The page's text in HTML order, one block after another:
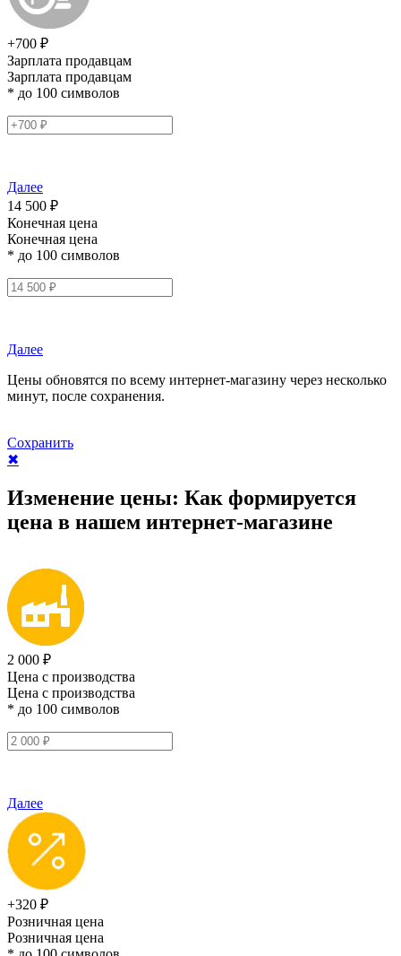
+700 ₽
Зарплата продавцам
Зарплата продавцам
* до 100 символов
Далее
14 500 ₽
Конечная цена
Конечная цена
* до 100 символов
Далее
Цены обновятся по всему интернет-магазину через несколько
минут, после сохранения.
Сохранить
✖
Изменение цены: Как формируется
цена в нашем интернет-магазине
2 000 ₽
Цена с производства
Цена с производства
* до 100 символов
Далее
+320 ₽
Розничная цена
Розничная цена